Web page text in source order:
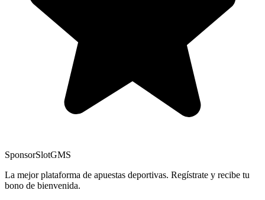
SponsorSlotGMS
La mejor plataforma de apuestas deportivas. Regístrate y recibe tu
bono de bienvenida.